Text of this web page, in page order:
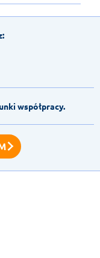
współpracy.